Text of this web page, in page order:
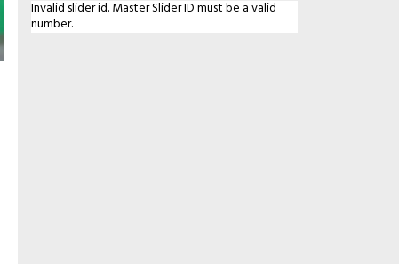
Invalid slider id. Master Slider ID must be a valid
number.